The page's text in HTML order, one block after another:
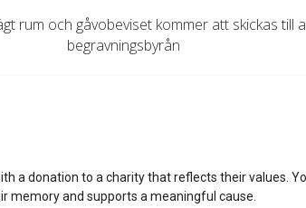
rum och gåvobeviset kommer att skickas till
begravningsbyrån